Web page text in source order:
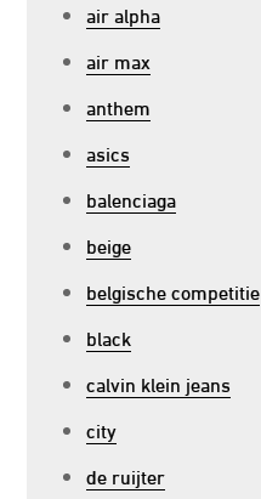
air alpha
air max
anthem
asics
balenciaga
beige
belgische competitie
black
calvin klein jeans
city
de ruijter